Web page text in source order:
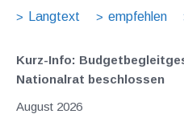
Langtext
empfehlen
Kurz-Info:
Nationalrat beschlossen
August 2026